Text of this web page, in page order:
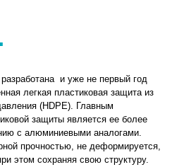
и уже не первый год
легкая пластиковая защита из
(HDPE). Главным
защиты является ее более
с алюминиевыми аналогами.
прочностью, не деформируется,
этом сохраняя свою структуру.